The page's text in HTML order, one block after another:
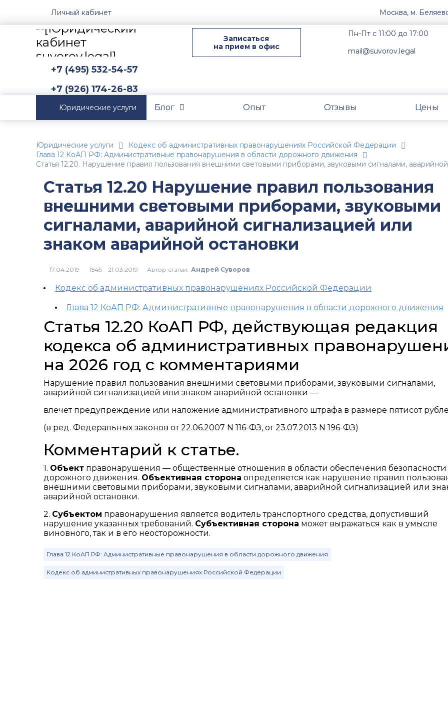
Личный кабинет Москва, м.
Записаться
на прием в офис
Пн-Пт с 11:00 до 17:00
mail@suvorov.legal
+7 (495) 532-54-57
+7 (926) 174-26-83
Юридические услуги Блог Опыт Отзывы Цены
Юридические услуги
Кодекс об административных правонарушениях Российской Федерации
Глава 12 КоАП РФ: Административные правонарушения в области дорожного движения
Статья 12.20. Нарушение правил пользования внешними световыми приборами, звуковыми сигналами,
Статья 12.20 Нарушение правил пользования
внешними световыми приборами, звуковыми
сигналами, аварийной сигнализацией или
знаком аварийной остановки
1545 Автор статьи: Андрей Суворов
Кодекс об административных правонарушениях Российской Федерации
Глава 12 КоАП РФ: Административные правонарушения в области дорожного движения
Статья 12.20 КоАП РФ, действующая редакция
кодекса об административных
на 2026 год с комментариями
Нарушение правил пользования внешними световыми приборами, звуковыми сигналами,
аварийной сигнализацией или знаком аварийной остановки —
влечет предупреждение или наложение административного штрафа в размере пятисот
(в ред. Федеральных законов от 22.06.2007 N 116-ФЗ, от 23.07.2013 N 196-ФЗ)
Комментарий к статье.
1. Объект правонарушения — общественные отношения в области обеспечения безопасности
дорожного движения. Объективная сторона определяется как нарушение правил
внешними световыми приборами, звуковыми сигналами, аварийной сигнализацией или
аварийной остановки.
2. Субъектом правонарушения является водитель транспортного средства, допустивший
нарушение указанных требований. Субъективная сторона может выражаться как в умысле
виновного, так и в его неосторожности.
Глава 12 КоАП РФ: Административные правонарушения в области дорожного движения
Кодекс об административных правонарушениях Российской Федерации